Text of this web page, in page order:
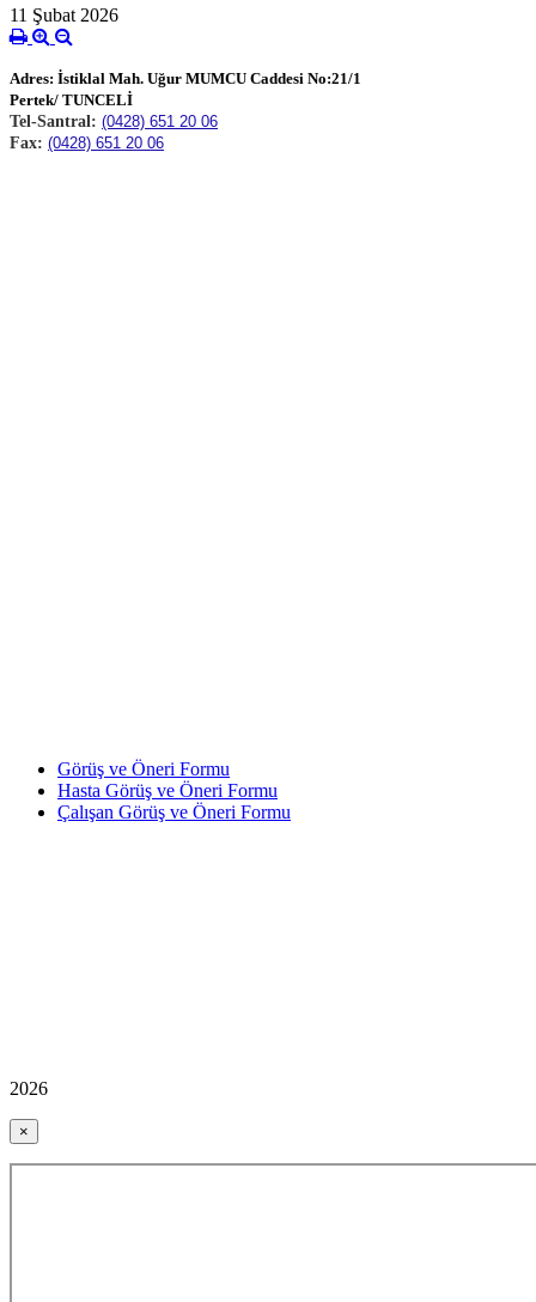
11 Şubat 2026
Adres: İstiklal Mah. Uğur MUMCU Caddesi No:21/1
Pertek/ TUNCELİ
Tel-Santral: (0428) 651 20 06
Fax: (0428) 651 20 06
Görüş ve Öneri Formu
Hasta Görüş ve Öneri Formu
Çalışan Görüş ve Öneri Formu
2026
×